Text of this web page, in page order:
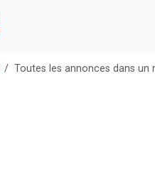
Toutes les annonces dans un